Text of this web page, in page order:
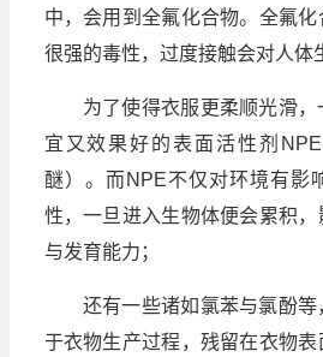
中，会用到全氟化合物。全氟
很强的毒性，过度接触会对人体
为了使得衣服更柔顺光滑
宜又效果好的表面活性剂
醚）。而NPE不仅对环境有影
性，一旦进入生物体便会累积
与发育能力；
还有一些诸如氯苯与氯酚等
于衣物生产过程，残留在衣物